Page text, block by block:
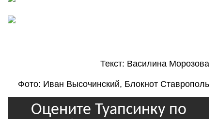
Текст: Василина Морозова
Фото: Иван Высочинский, Блокнот Ставрополь